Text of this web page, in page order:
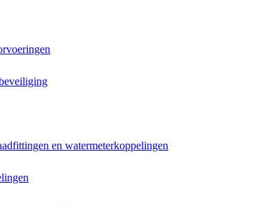
en watermeterkoppelingen